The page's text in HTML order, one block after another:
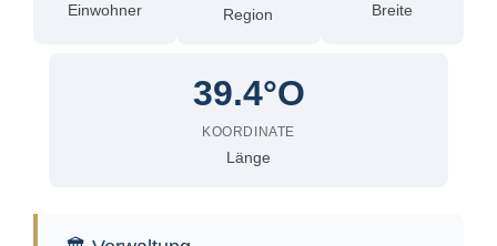
Einwohner Region Breite
39.4°O
KOORDINATE
Länge